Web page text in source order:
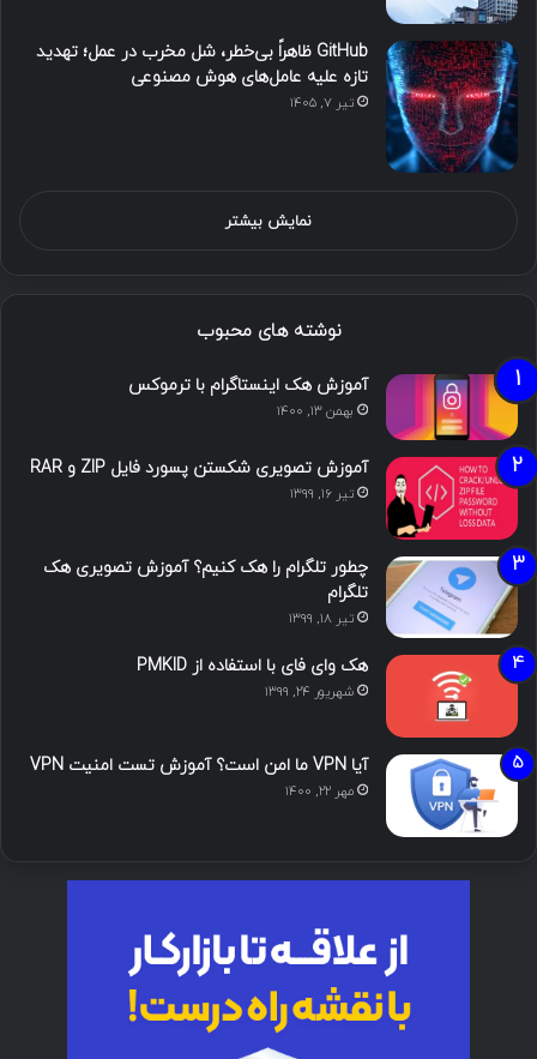
GitHub ظاهراً بی‌خطر، شل مخرب در عمل؛ تهدید
تازه علیه عامل‌های هوش مصنوعی
تیر ۷, ۱۴۰۵
نمایش بیشتر
نوشته های محبوب
آموزش هک اینستاگرام با ترموکس
بهمن ۱۳, ۱۴۰۰
آموزش تصویری شکستن پسورد فایل ZIP و RAR
تیر ۱۶, ۱۳۹۹
چطور تلگرام را هک کنیم؟ آموزش تصویری هک
تلگرام
تیر ۱۸, ۱۳۹۹
هک وای فای با استفاده از PMKID
شهریور ۲۴, ۱۳۹۹
آیا VPN ما امن است؟ آموزش تست امنیت VPN
مهر ۲۲, ۱۴۰۰